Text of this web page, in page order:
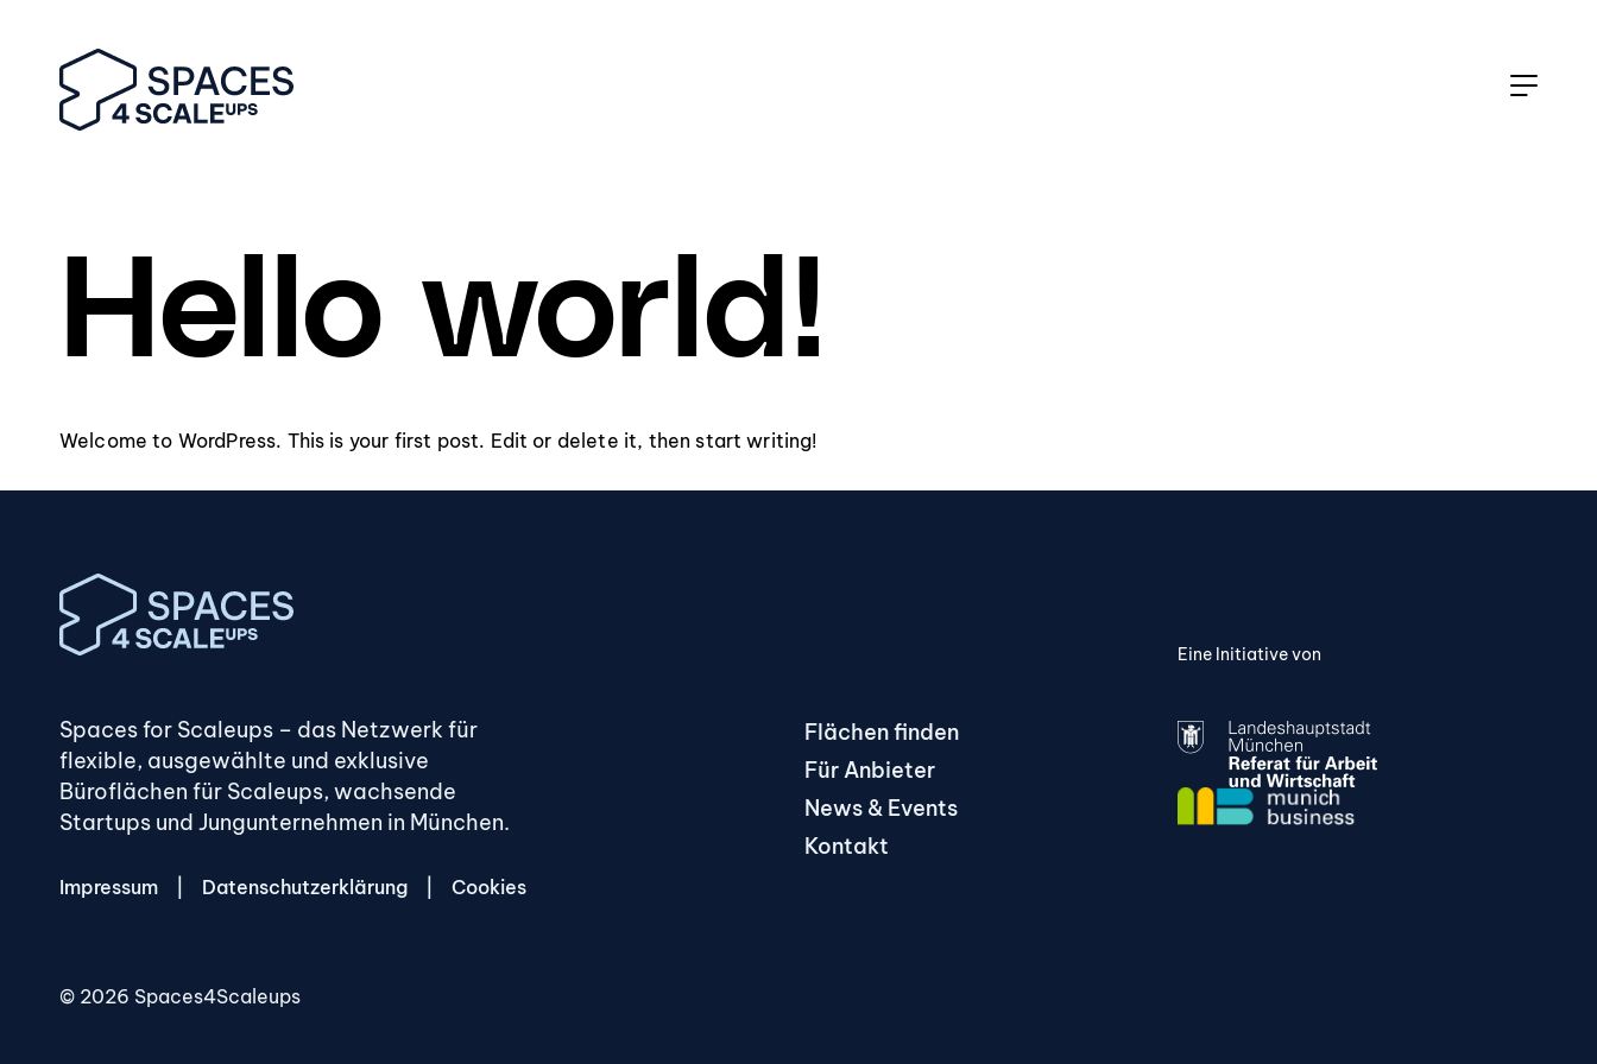
Hello world!
Welcome to WordPress. This is your first post. Edit or delete it, then start writing!
Spaces for Scaleups – das Netzwerk für
flexible, ausgewählte und exklusive
Büroflächen für Scaleups, wachsende
Startups und Jungunternehmen in München.
Flächen finden
Für Anbieter
News & Events
Kontakt
Eine Initiative von
Impressum Datenschutzerklärung Cookies
© 2026 Spaces4Scaleups